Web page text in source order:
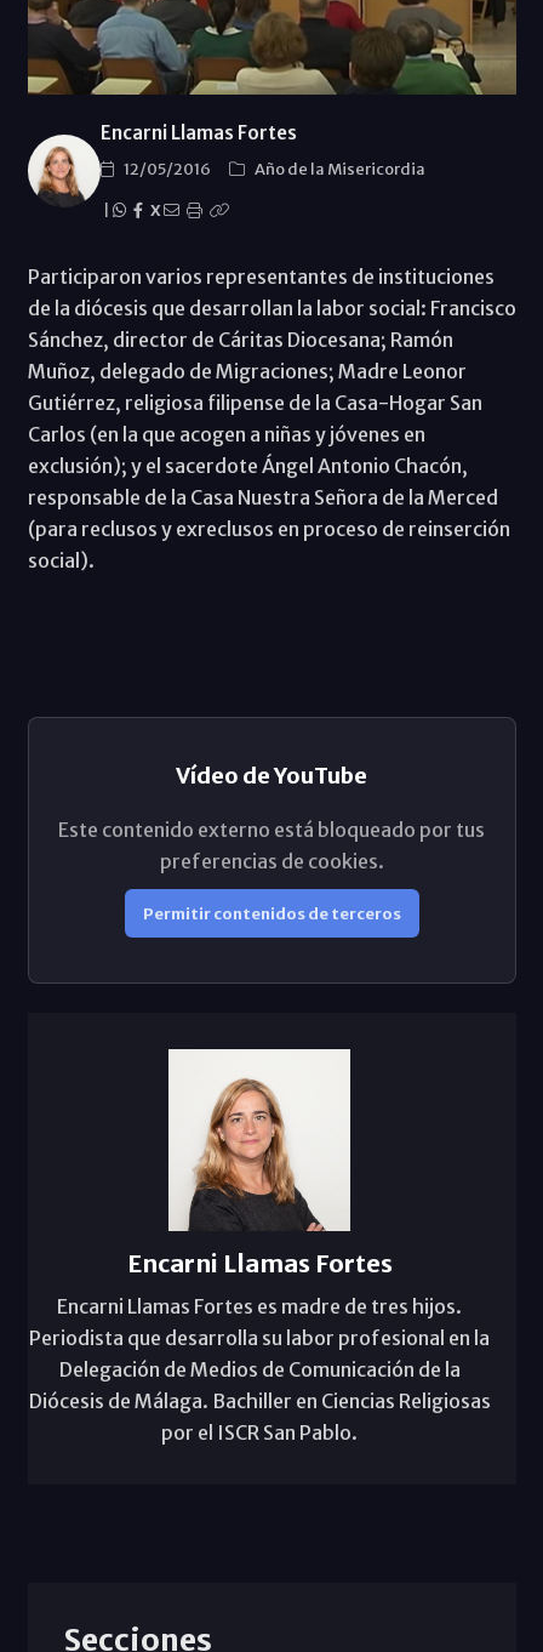
Encarni Llamas Fortes
12/05/2016
Año de la Misericordia
X
Participaron varios representantes de instituciones
de la diócesis que desarrollan la labor social: Francisco
Sánchez, director de Cáritas Diocesana; Ramón
Muñoz, delegado de Migraciones; Madre Leonor
Gutiérrez, religiosa filipense de la Casa-Hogar San
Carlos (en la que acogen a niñas y jóvenes en
exclusión); y el sacerdote Ángel Antonio Chacón,
responsable de la Casa Nuestra Señora de la Merced
(para reclusos y exreclusos en proceso de reinserción
social).
Vídeo de YouTube
Este contenido externo está bloqueado por tus
preferencias de cookies.
Permitir contenidos de terceros
Encarni Llamas Fortes
Encarni Llamas Fortes es madre de tres hijos.
Periodista que desarrolla su labor profesional en la
Delegación de Medios de Comunicación de la
Diócesis de Málaga. Bachiller en Ciencias Religiosas
por el ISCR San Pablo.
Secciones